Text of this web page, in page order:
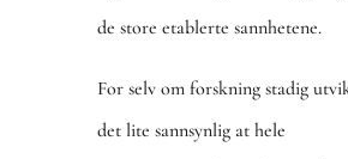
de store etablerte sannhetene.
For selv om forskning stadig
det lite sannsynlig at hele